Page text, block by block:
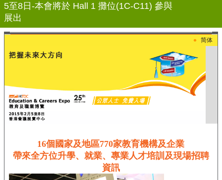
5至8日-本會將於 Hall 1 攤位(1C-C11) 參與
展出
• 简体
16個國家及地區770家教育機構及企業
帶來全方位升學、就業、專業人才培訓及現場招聘
資訊